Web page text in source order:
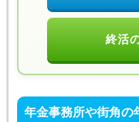
終活
年金事務所や街角の